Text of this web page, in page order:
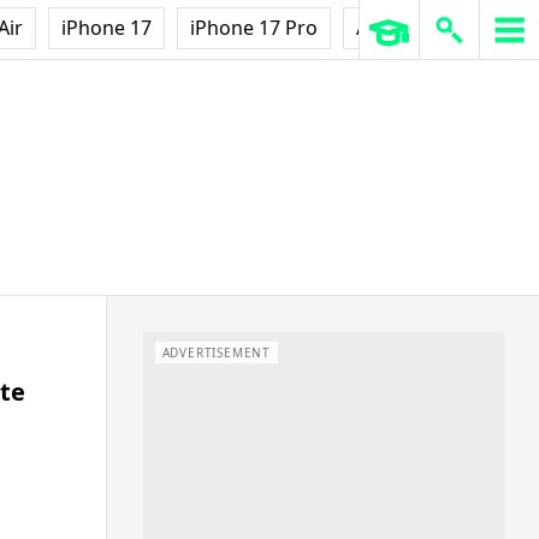
iPhone 17 iPhone 17 Pro AirPods Pro 3
ADVERTISEMENT